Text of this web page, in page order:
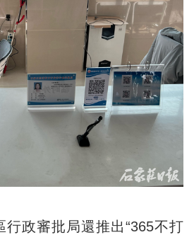
政審批局還推出“365不打